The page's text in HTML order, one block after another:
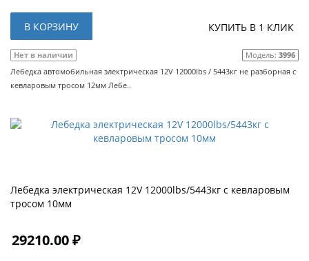
В КОРЗИНУ КУПИТЬ В 1 КЛИК
Нет в наличии Модель: 3996
Лебедка автомобильная электрическая 12V 12000lbs / 5443кг не разборная с
кевларовым тросом 12мм Лебе..
Лебедка электрическая 12V 12000lbs/5443кг с кевларовым
тросом 10мм
29210.00 ₽